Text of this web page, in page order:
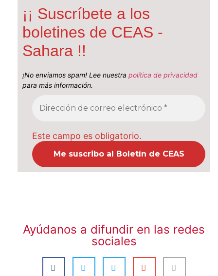
¡¡ Suscríbete a los
boletines de CEAS -
Sahara !!
¡No enviamos spam! Lee nuestra política de privacidad
para más información.
Este campo es obligatorio.
Ayúdanos a difundir en las redes
sociales